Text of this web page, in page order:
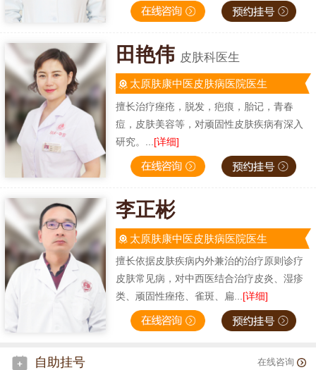
田艳伟 皮肤科医生
太原肤康中医皮肤病医院医生
擅长治疗痤疮，脱发，疤痕，胎记，青春
痘，皮肤美容等，对顽固性皮肤疾病有深入
研究。... [详细]
李正彬
太原肤康中医皮肤病医院医生
擅长依据皮肤疾病内外兼治的治疗原则诊疗
皮肤常见病，对中西医结合治疗皮炎、湿疹
类、顽固性痤疮、雀斑、扁...[详细]
自助挂号 在线咨询